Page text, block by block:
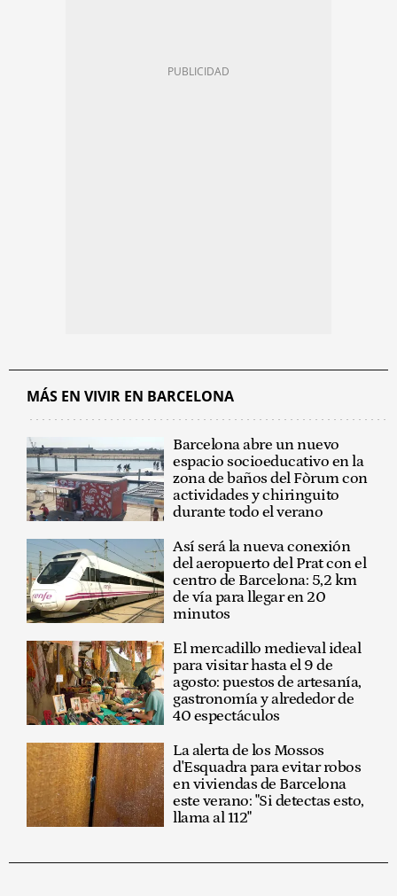
MÁS EN VIVIR EN BARCELONA
Barcelona abre un nuevo
espacio socioeducativo en la
zona de baños del Fòrum con
actividades y chiringuito
durante todo el verano
Así será la nueva conexión
del aeropuerto del Prat con el
centro de Barcelona: 5,2 km
de vía para llegar en 20
minutos
El mercadillo medieval ideal
para visitar hasta el 9 de
agosto: puestos de artesanía,
gastronomía y alrededor de
40 espectáculos
La alerta de los Mossos
d'Esquadra para evitar robos
en viviendas de Barcelona
este verano: "Si detectas esto,
llama al 112"